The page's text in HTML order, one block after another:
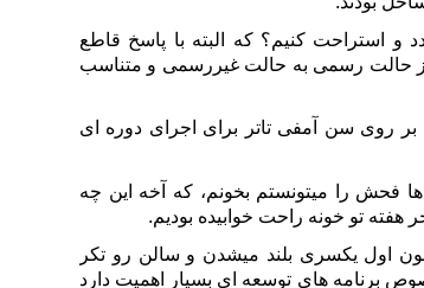
استراحت کنیم؟ که البته با پاسخ قاطع
از حالت رسمی به حالت غیررسمی و متناسب
روی سن آمفی تاتر برای اجرای دوره ای
فحش را میتونستم بخونم، که آخه این چه
هفته تو خونه راحت خوابیده بودیم.
اول یکسری بلند میشدن و سالن رو تکر
برنامه های توسعه ای بسیار اهمیت دارد